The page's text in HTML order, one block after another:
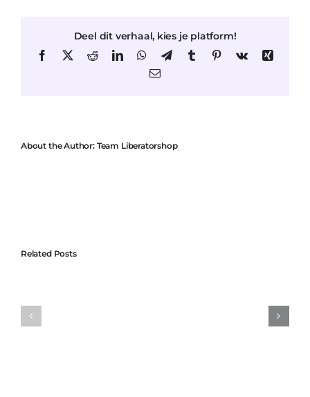
creativas
de
Deel dit verhaal, kies je platform!
Facebook
X RedditLinkedInWhatsApp
TelegramTumblr Pinterest
Vk
Xing
Email
About the Author: Team Liberatorshop
Related Posts
Expande Tus
Horizontes con la